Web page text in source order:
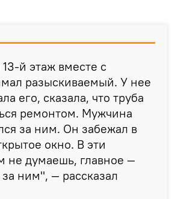
й этаж вместе с
разыскиваемый. У нее
его, сказала, что труба
ремонтом. Мужчина
за ним. Он забежал в
окно. В эти
не думаешь, главное —
ним", — рассказал